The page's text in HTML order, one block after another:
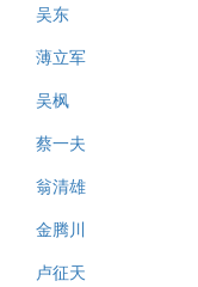
吴东
薄立军
吴枫
蔡一夫
翁清雄
金腾川
卢征天